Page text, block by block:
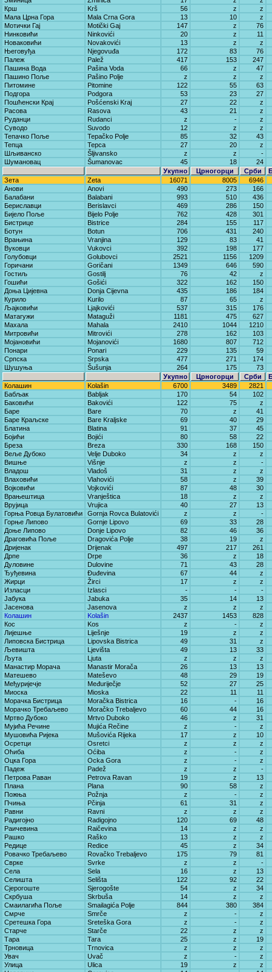
Крш
Krš 56 z
z
Мала Црна Гора
Mala Crna Gora 13 10
z
Мотички Гај
Motički Gaj 147 z
76
Нинковићи
Ninkovići 20 z
11
Новаковићи
Novakovići 13 z
z
Његовуђа
Njegovuđa 172 83
76
Палеж
Palež 417 153
247
Пашина Вода
Pašina Voda 66 z
47
Пашино Поље
Pašino Polje z z
z
Питомине
Pitomine 122 55
63
Подгора
Podgora 53 23
27
Пошћенски Крај
Pošćenski Kraj 27 22
z
Расова
Rasova 43 21
z
Руданци
Rudanci z -
z
Суводо
Suvodo 12 z
z
Тепачко Поље
Tepačko Polje 85 32
43
Тепца
Tepca 27 20
z
Шљиванско
Šljivansko z z
-
Шумановац
Šumanovac 45 18
24
Укупно
Црногорци Срби
Зета
Zeta 16071 8005
6946
Анови
Anovi 490 273
166
Балабани
Balabani 993 510
436
Бериславци
Berislavci 469 286
150
Бијело Поље
Bijelo Polje 762 428
301
Бистрице
Bistrice 284 155
117
Ботун
Botun 706 431
240
Врањина
Vranjina 129 83
41
Вуковци
Vukovci 392 198
177
Голубовци
Golubovci 2521 1156
1209
Горичани
Goričani 1349 646
590
Гостиљ
Gostilj 76 42
z
Гошићи
Gošići 322 162
150
Доња Цијевна
Donja Cijevna 435 186
184
Курило
Kurilo 87 65
z
Љајковићи
Ljajkovići 537 315
176
Матагужи
Mataguži 1181 475
627
Махала
Mahala 2410 1044
1210
Митровићи
Mitrovići 278 162
103
Мојановићи
Mojanovići 1680 807
712
Понари
Ponari 229 135
59
Српска
Srpska 477 271
174
Шушуња
Šušunja 264 175
73
Укупно
Црногорци Срби
Колашин
Kolašin 6700 3489
2821
Бабљак
Babljak 170 54
102
Баковићи
Bakovići 122 75
z
Баре
Bare 70 z
41
Баре Краљске
Bare Kraljske 69 40
29
Блатина
Blatina 91 37
45
Бојићи
Bojići 80 58
22
Бреза
Breza 330 168
150
Веље Дубоко
Velje Duboko 34 z
z
Вишње
Višnje z z
-
Владош
Vladoš 31 z
z
Влаховићи
Vlahovići 58 z
39
Војковићи
Vojkovići 87 48
30
Врањештица
Vranještica 18 z
z
Врујица
Vrujica 40 27
13
Горња Ровца Булатовићи
Gornja Rovca Bulatovići z z
-
Горње Липово
Gornje Lipovo 69 33
28
Доње Липово
Donje Lipovo 82 46
36
Драговића Поље
Dragovića Polje 38 19
z
Дријенак
Drijenak 497 217
261
Дрпе
Drpe 36 z
18
Дуловине
Dulovine 71 43
28
Ђуђевина
Đuđevina 67 44
z
Жирци
Žirci 17 z
z
Изласци
Izlasci - -
-
Јабука
Jabuka 35 14
13
Јасенова
Jasenova z z
z
Колашин
Kolašin 2437 1453
828
Кос
Kos z -
z
Лијешње
Liješnje 19 z
z
Липовска Бистрица
Lipovska Bistrica 49 31
z
Љевишта
Ljevišta 49 13
33
Љута
Ljuta z z
z
Манастир Морача
Manastir Morača 26 13
13
Матешево
Mateševo 48 29
19
Међуријечје
Međuriječje 52 27
25
Миоска
Mioska 22 11
11
Морачка Бистрица
Moračka Bistrica 16 -
16
Морачко Требаљево
Moračko Trebaljevo 60 44
16
Мртво Дубоко
Mrtvo Duboko 46 z
31
Мујића Речине
Mujića Rečine z -
z
Мушовића Ријека
Mušovića Rijeka 17 z
10
Осретци
Osretci z z
z
Оћиба
Oćiba z -
z
Оцка Гора
Ocka Gora z -
z
Падеж
Padež z z
-
Петрова Раван
Petrova Ravan 19 z
13
Плана
Plana 90 58
z
Пожња
Požnja z -
z
Пчиња
Pčinja 61 31
z
Равни
Ravni z z
z
Радигојно
Radigojno 120 69
48
Раичевина
Raičevina 14 z
z
Рашко
Raško 13 z
z
Редице
Redice 45 z
34
Ровачко Требаљево
Rovačko Trebaljevo 175 79
81
Сврке
Svrke z z
-
Села
Sela 16 z
13
Селишта
Selišta 122 92
22
Сјерогоште
Sjerogošte 54 z
34
Скрбуша
Skrbuša 14 z
z
Смаилагића Поље
Smailagića Polje 844 380
384
Смрче
Smrče z -
z
Сретешка Гора
Sreteška Gora z -
z
Старче
Starče 22 z
z
Тара
Tara 25 z
19
Трновица
Trnovica z z
z
Увач
Uvač z -
z
Улица
Ulica 19 z
z